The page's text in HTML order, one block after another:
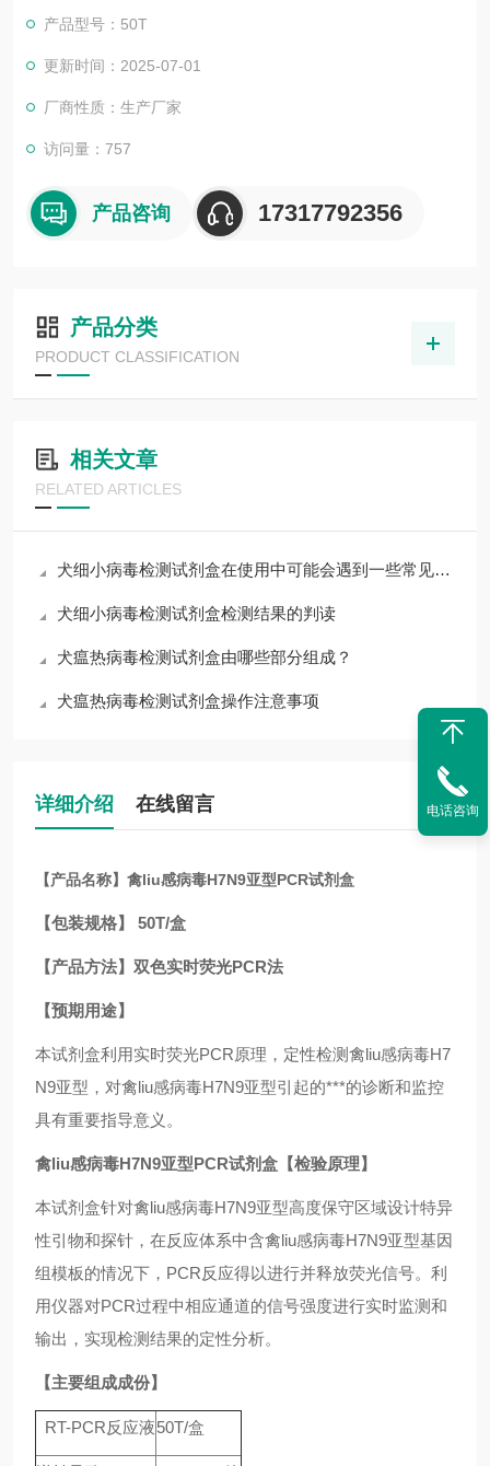
产品型号：50T
更新时间：2025-07-01
厂商性质：生产厂家
访问量：757
产品咨询 17317792356
产品分类
PRODUCT CLASSIFICATION
相关文章
RELATED ARTICLES
犬细小病毒检测试剂盒在使用中可能会遇到一些常见问题
犬细小病毒检测试剂盒检测结果的判读
犬瘟热病毒检测试剂盒由哪些部分组成？
犬瘟热病毒检测试剂盒操作注意事项
详细介绍 在线留言
【产品名称】禽liu感病毒H7N9亚型PCR试剂盒
【包装规格】 50T/盒
【产品方法】双色实时荧光PCR法
【预期用途】
本试剂盒利用实时荧光PCR原理，定性检测禽liu感病毒H7
N9亚型，对禽liu感病毒H7N9亚型引起的***的诊断和监控
具有重要指导意义。
禽liu感病毒H7N9亚型PCR试剂盒 【检验原理】
本试剂盒针对禽liu感病毒H7N9亚型高度保守区域设计特异
性引物和探针，在反应体系中含禽liu感病毒H7N9亚型基因
组模板的情况下，PCR反应得以进行并释放荧光信号。利
用仪器对PCR过程中相应通道的信号强度进行实时监测和
输出，实现检测结果的定性分析。
【主要组成成份】
RT-PCR反应液50T/盒
电话咨询